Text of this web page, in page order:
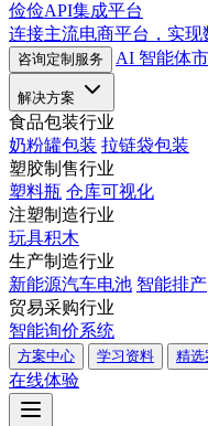
俭俭API集成平台
连接主流电商平台，实现
咨询定制服务 AI 智能体
解决方案
食品包装行业
奶粉罐包装 拉链袋包装
塑胶制售行业
塑料瓶 仓库可视化
注塑制造行业
玩具积木
生产制造行业
新能源汽车电池 智能排产
贸易采购行业
智能询价系统
方案中心 学习资料 精选
在线体验